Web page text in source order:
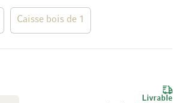
Caisse bois de 1
Livrable